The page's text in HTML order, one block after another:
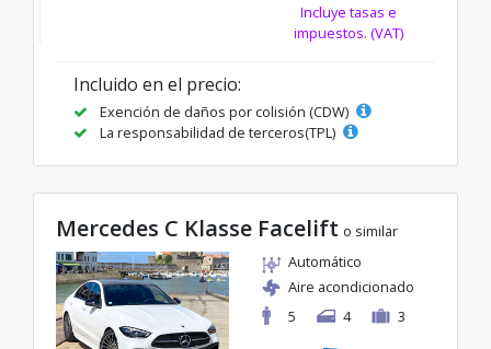
Incluye tasas e
impuestos. (VAT)
Incluido en el precio:
Exención de daños por colisión (CDW)
La responsabilidad de terceros(TPL)
Mercedes C Klasse Facelift o similar
Automático
Aire acondicionado
5
4 3